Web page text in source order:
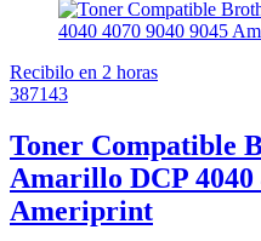
Recibilo en 2 horas
387143
Toner Compatible
Amarillo DCP 4040
Ameriprint